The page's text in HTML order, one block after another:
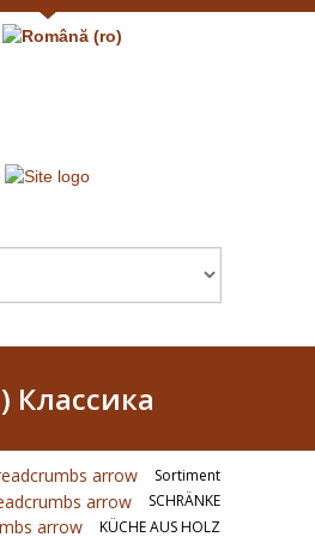
Классика
Sortiment
SCHRÄNKE
KÜCHE AUS HOLZ